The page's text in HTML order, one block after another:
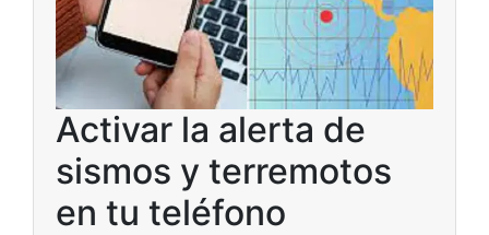
Activar la alerta de
sismos y terremotos
en tu teléfono